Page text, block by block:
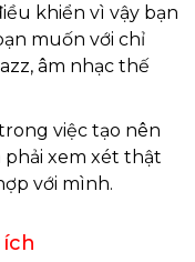
khiển vì vậy bạn
muốn với chỉ
âm nhạc thế
việc tạo nên
xem xét thật
với mình.